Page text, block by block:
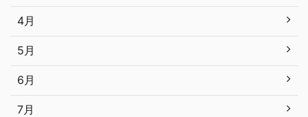
4月
5月
6月
7月